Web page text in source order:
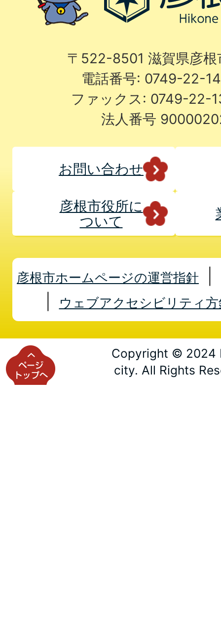
〒522-8501 滋賀県彦
電話番号: 0749-22-
ファックス: 0749-22-
法人番号
お問い合わせ
彦根市役所に
ついて
彦根市ホームページの運営指針
ウェブアクセシビリティ方
Copyright © 2024
city. All Rights